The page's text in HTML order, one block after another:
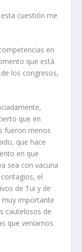
cuestión me
en
que está
los congresos,
que en
fueron menos
que hace
en que
sea con vacuna
el
de Tui y de
muy importante
cautelosos de
que veníamos